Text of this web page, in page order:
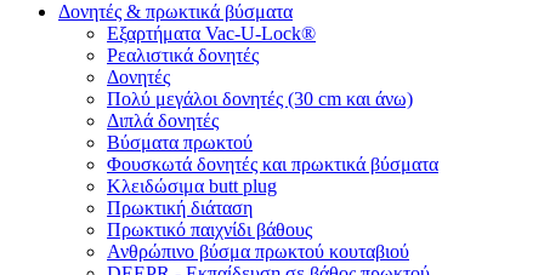
Δονητές & πρωκτικά βύσματα
Εξαρτήματα Vac-U-Lock®
Ρεαλιστικά δονητές
Δονητές
Πολύ μεγάλοι δονητές (30 cm και άνω)
Διπλά δονητές
Βύσματα πρωκτού
Φουσκωτά δονητές και πρωκτικά βύσματα
Κλειδώσιμα butt plug
Πρωκτική διάταση
Πρωκτικό παιχνίδι βάθους
Ανθρώπινο βύσμα πρωκτού κουταβιού